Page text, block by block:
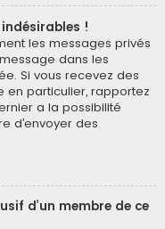
!
les messages privés
dans les
Si vous recevez des
en particulier, rapportez
a la possibilité
d’envoyer des
d’un membre de ce